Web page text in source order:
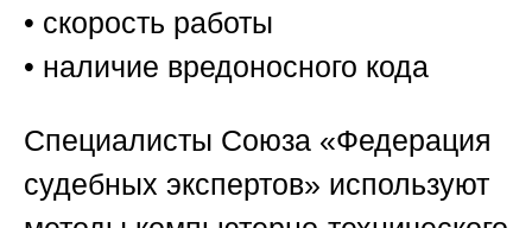
• скорость работы
• наличие вредоносного кода
Специалисты Союза «Федерация
судебных экспертов» используют